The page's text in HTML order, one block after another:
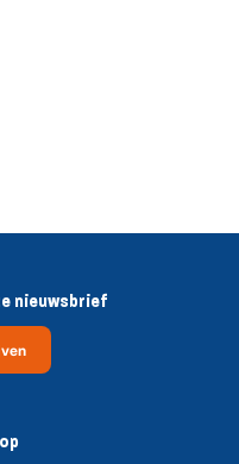
nieuwsbrief